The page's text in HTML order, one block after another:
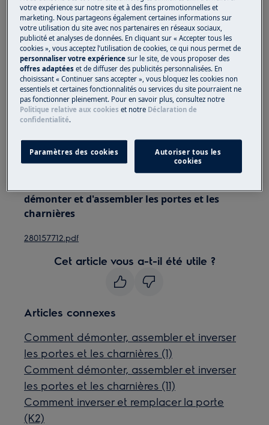
Faites toujours attention lorsque vous déplacez des
appareils, pour les appareils lourds, il faut deux
personnes pour le déplacer.
Utilisez toujours des gants de sécurité et des
chaussures fermées.
Veuillez noter que l'auto-réparation ou la réparation
la sécurité si elle n'est pas effectuée correctement
Les instructions sur les portes inversées
démonter et d'assembler les portes et les
charnières
280157712.pdf
Cet article vous a-t-il été utile ?
Articles connexes
Comment démonter, assembler et inverser
les portes et les charnières (1)
Comment démonter, assembler et inverser
les portes et les charnières (11)
Comment inverser et remplacer la porte
(K2)
votre expérience sur notre site et à des fins promotionnelles et
marketing. Nous partageons également certaines informations sur
votre utilisation du site avec nos partenaires en réseaux sociaux,
publicité et analyses de données. En cliquant sur « Accepter tous les
cookies », vous acceptez l’utilisation de cookies, ce qui nous permet de
personnaliser votre expériencesur le site, de vous proposer des
offres adaptées et de diffuser des publicités personnalisées. En
choisissant « Continuer sans accepter », vous bloquez les cookies non
essentiels et certaines fonctionnalités ou services du site pourraient ne
pas fonctionner pleinement. Pour en savoir plus, consultez notre
Politique relative aux cookies et notre Déclaration de
confidentialité.
Paramètres des cookies
Autoriser tous les
cookies